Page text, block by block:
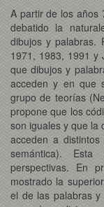
A partir de los años
debatido la
dibujos y palabras.
1971, 1983, 1991 y
que dibujos y
acceden y en que
grupo de teorías
propone que los
son iguales y que la
acceden a
semántica).
perspectivas. En
mostrado la
el de las palabras